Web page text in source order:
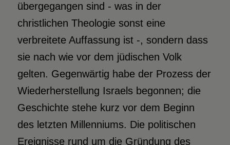
übergegangen sind - was in der
christlichen Theologie sonst eine
verbreitete Auffassung ist -, sondern dass
sie nach wie vor dem jüdischen Volk
gelten. Gegenwärtig habe der Prozess der
Wiederherstellung Israels begonnen; die
Geschichte stehe kurz vor dem Beginn
des letzten Millenniums. Die politischen
Ereignisse rund um die Gründung des